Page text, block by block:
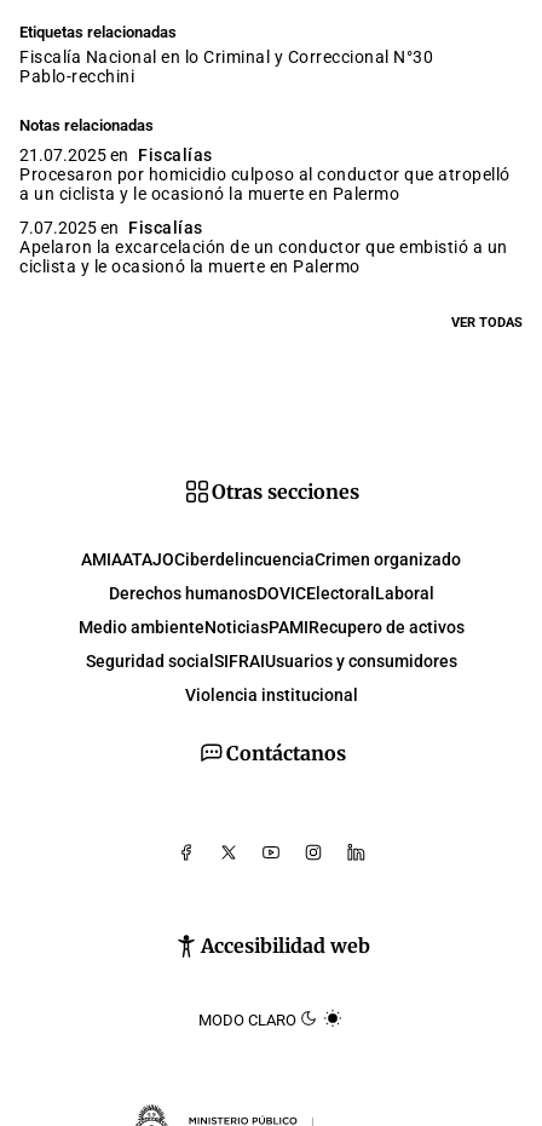
Etiquetas relacionadas
Fiscalía Nacional en lo Criminal y Correccional N°30
pablo-recchini
Notas relacionadas
21.07.2025 en
Fiscalías
Procesaron por homicidio culposo al conductor que atropelló
a un ciclista y le ocasionó la muerte en Palermo
7.07.2025 en
Fiscalías
Apelaron la excarcelación de un conductor que embistió a un
ciclista y le ocasionó la muerte en Palermo
VER TODAS
Contáctanos
Accesibilidad web
MODO CLARO
Otras secciones
AMIAATAJOCiberdelincuenciaCrimen organizado
Derechos humanosDOVICElectoral Laboral
Medio ambienteNoticiasPAMIRecupero de activos
Seguridad social SIFRAIUsuarios y consumidores
Violencia institucional